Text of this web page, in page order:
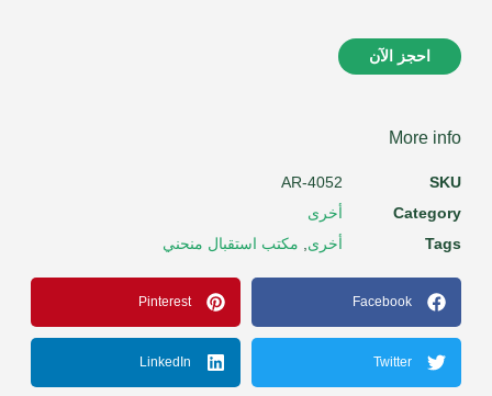
احجز الآن
More info
SKU
AR-4052
Category
أخرى
Tags
أخرى مكتب استقبال منحني
Facebook
Pinterest
Twitter
LinkedIn